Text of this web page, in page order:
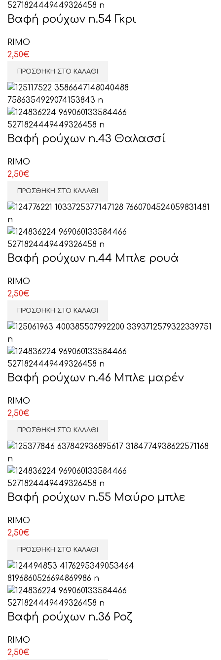
Βαφή ρούχων n.54 Γκρι
RIMO
2,50€
ΠΡΟΣΘΉΚΗ ΣΤΟ ΚΑΛΆΘΙ
Βαφή ρούχων n.43 Θαλασσί
RIMO
2,50€
ΠΡΟΣΘΉΚΗ ΣΤΟ ΚΑΛΆΘΙ
Βαφή ρούχων n.44 Μπλε ρουά
RIMO
2,50€
ΠΡΟΣΘΉΚΗ ΣΤΟ ΚΑΛΆΘΙ
Βαφή ρούχων n.46 Μπλε μαρέν
RIMO
2,50€
ΠΡΟΣΘΉΚΗ ΣΤΟ ΚΑΛΆΘΙ
Βαφή ρούχων n.55 Μαύρο μπλε
RIMO
2,50€
ΠΡΟΣΘΉΚΗ ΣΤΟ ΚΑΛΆΘΙ
Βαφή ρούχων n.36 Ροζ
RIMO
2,50€